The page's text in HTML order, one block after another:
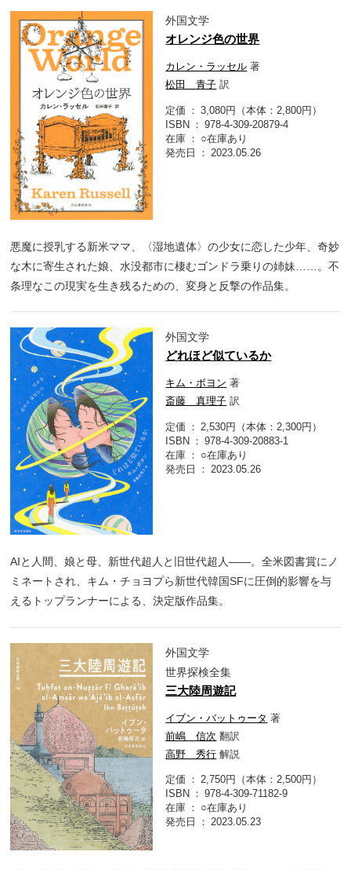
外国文学
オレンジ色の世界
カレン・ラッセル 著
松田 青子 訳
定価
3,080円（本体：2,800円）
ISBN
978-4-309-20879-4
在庫
○在庫あり
発売日
2023.05.26
悪魔に授乳する新米ママ、〈湿地遺体〉の少女に恋した少年、奇妙
な木に寄生された娘、水没都市に棲むゴンドラ乗りの姉妹……。不
条理なこの現実を生き残るための、変身と反撃の作品集。
外国文学
どれほど似ているか
キム・ボヨン 著
斎藤 真理子 訳
定価
2,530円（本体：2,300円）
ISBN
978-4-309-20883-1
在庫
○在庫あり
発売日
2023.05.26
AIと人間、娘と母、新世代超人と旧世代超人――。全米図書賞にノ
ミネートされ、キム・チョヨプら新世代韓国SFに圧倒的影響を与
えるトップランナーによる、決定版作品集。
外国文学
世界探検全集
三大陸周遊記
イブン・バットゥータ 著
前嶋 信次 翻訳
高野 秀行 解説
定価
2,750円（本体：2,500円）
ISBN
978-4-309-71182-9
在庫
○在庫あり
発売日
2023.05.23